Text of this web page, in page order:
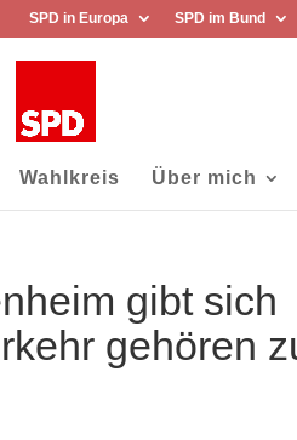
SPD in Europa SPD im Bund
Wahlkreis Über mich
gibt sich
gehören